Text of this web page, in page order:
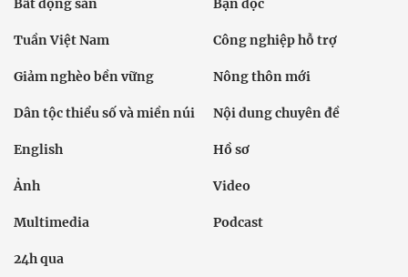
Bất động sản Bạn đọc
Tuần Việt Nam Công nghiệp hỗ trợ
Giảm nghèo bền vững Nông thôn mới
Dân tộc thiểu số và miền núi Nội dung chuyên đề
English Hồ sơ
Ảnh Video
Multimedia Podcast
24h qua